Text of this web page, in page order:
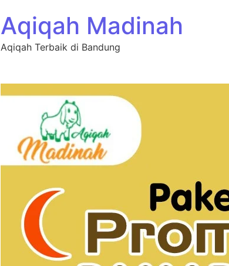
Aqiqah Madinah
Aqiqah Terbaik di Bandung